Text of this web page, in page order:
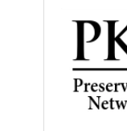
PKP